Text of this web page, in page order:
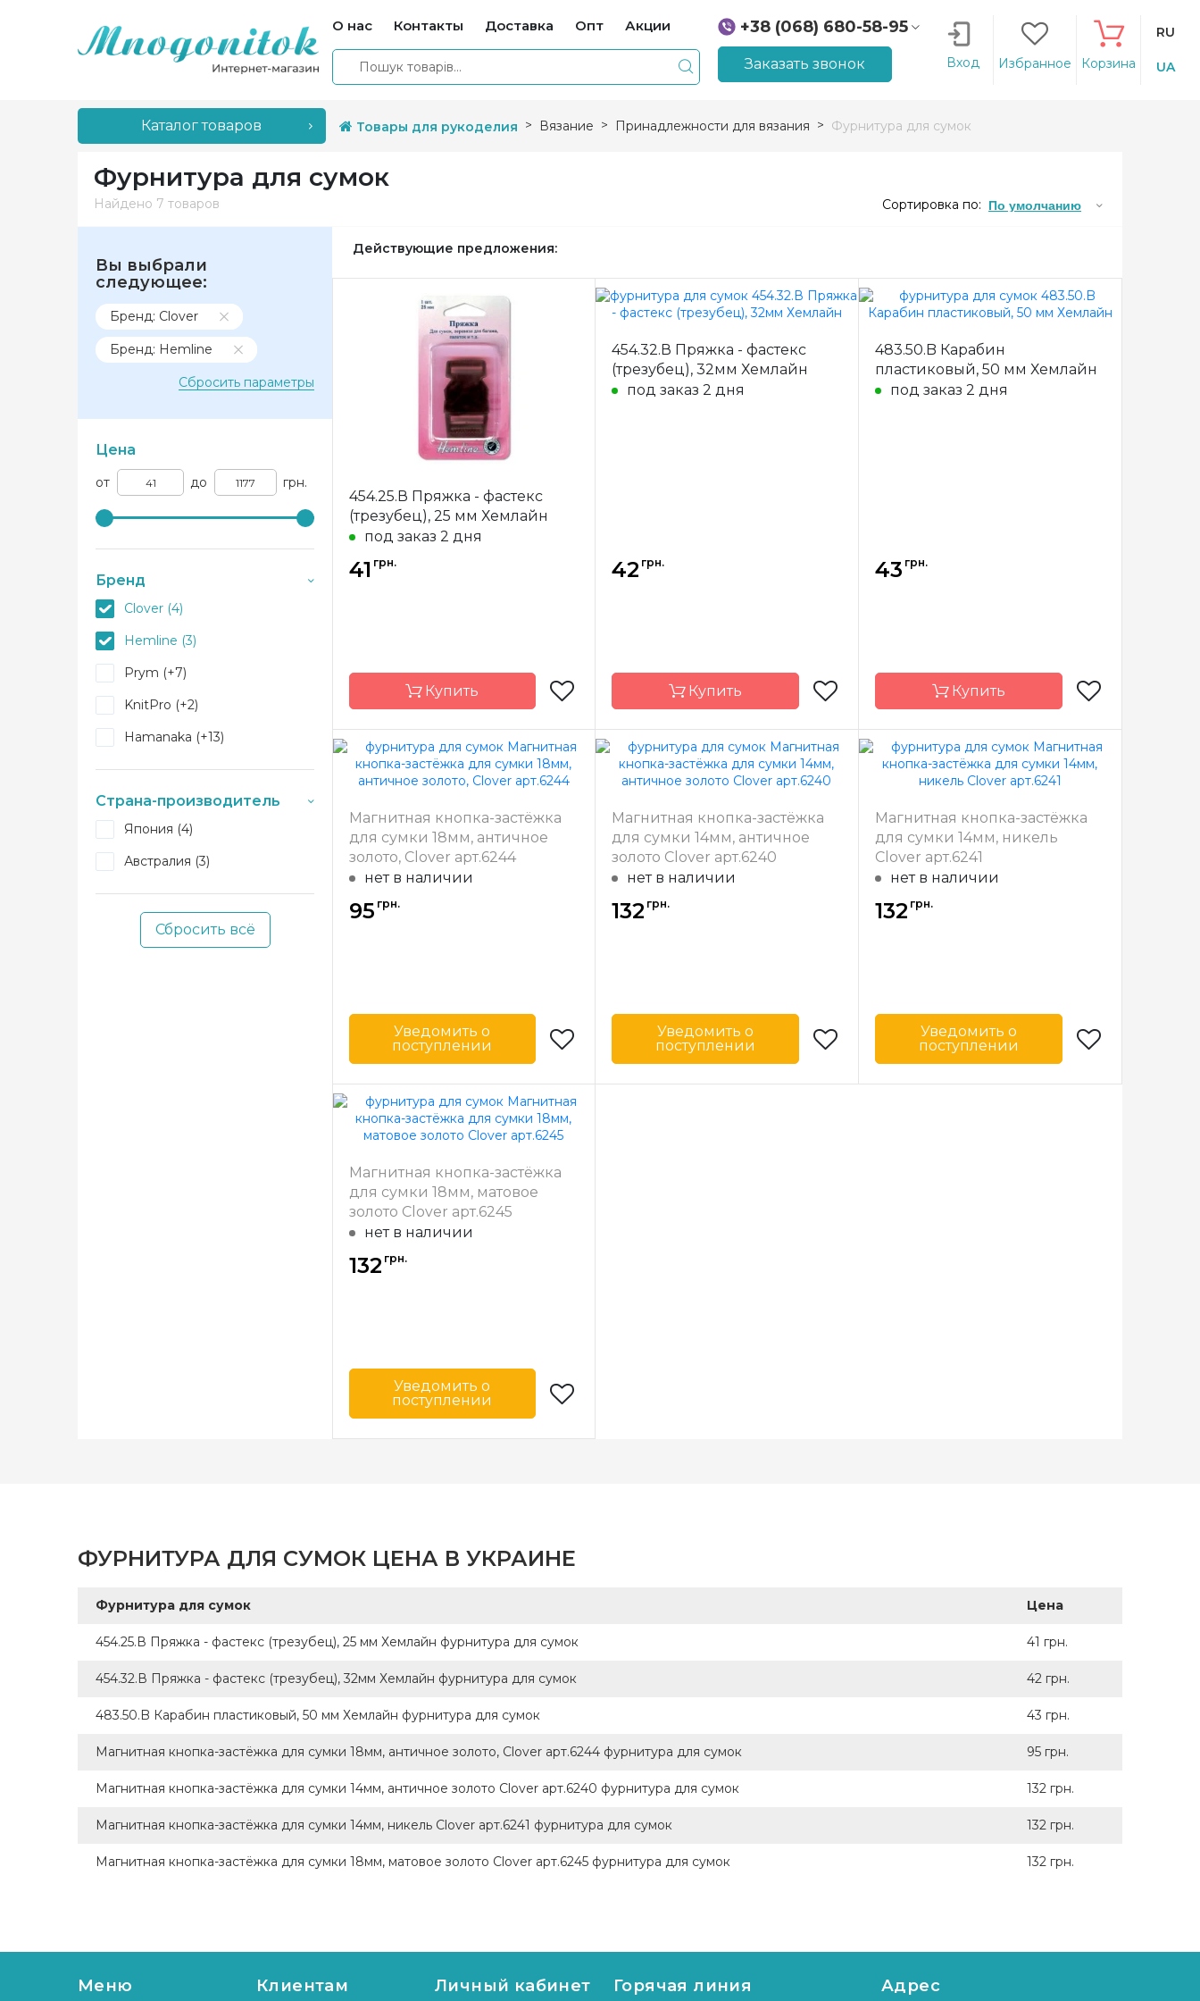
О нас Контакты Доставка Опт Акции
+38 (068) 680-58-95
+38 (066) 207-14-90
Заказать звонок Вход Избранное Корзина
RU
UA
Каталог товаров Товары для рукоделия Вязание Принадлежности для вязания Фурнитура для сумок
Фурнитура для сумок
Найдено 7 товаров Сортировка по: По умолчанию
Вы выбрали
следующее:
Бренд: Clover
Бренд: Hemline
Сбросить параметры
Цена
от до грн.
Бренд
Clover (4)
Hemline (3)
Prym (+7)
KnitPro (+2)
Hamanaka (+13)
Страна-производитель
Япония (4)
Австралия (3)
Сбросить всё
Действующие предложения:
454.25.В Пряжка - фастекс
(трезубец), 25 мм Хемлайн
под заказ 2 дня
41 грн.
Купить
Бренд
Hemline
производитель
454.32.В Пряжка - фастекс
(трезубец), 32мм Хемлайн
под заказ 2 дня
42 грн.
Купить
Бренд
Hemline
производитель
483.50.B Карабин
пластиковый, 50 мм Хемлайн
под заказ 2 дня
43 грн.
Купить
Бренд
Hemline
производитель
Магнитная кнопка-застёжка
для сумки 18мм, античное
золото, Clover арт.6244
нет в наличии
95 грн.
Уведомить о
поступлении
Бренд
Clover
Страна-
производитель
Япония
Магнитная кнопка-застёжка
для сумки 14мм, античное
золото Clover арт.6240
нет в наличии
132 грн.
Уведомить о
поступлении
Бренд
Clover
Магнитная кнопка-застёжка
для сумки 14мм, никель
Clover арт.6241
нет в наличии
132 грн.
Уведомить о
поступлении
Бренд
Clover
Магнитная кнопка-застёжка
для сумки 18мм, матовое
золото Clover арт.6245
нет в наличии
132 грн.
Уведомить о
поступлении
Бренд
Clover
ФУРНИТУРА ДЛЯ СУМОК ЦЕНА В УКРАИНЕ
Фурнитура для сумок Цена
454.25.В Пряжка - фастекс (трезубец), 25 мм Хемлайн фурнитура для сумок 41 грн.
454.32.В Пряжка - фастекс (трезубец), 32мм Хемлайн фурнитура для сумок 42 грн.
483.50.B Карабин пластиковый, 50 мм Хемлайн фурнитура для сумок 43 грн.
Магнитная кнопка-застёжка для сумки 18мм, античное золото, Clover арт.6244 фурнитура для сумок 95 грн.
Магнитная кнопка-застёжка для сумки 14мм, античное золото Clover арт.6240 фурнитура для сумок 132 грн.
Магнитная кнопка-застёжка для сумки 14мм, никель Clover арт.6241 фурнитура для сумок 132 грн.
Магнитная кнопка-застёжка для сумки 18мм, матовое золото Clover арт.6245 фурнитура для сумок 132 грн.
Меню Клиентам Личный кабинет Горячая линия Адрес